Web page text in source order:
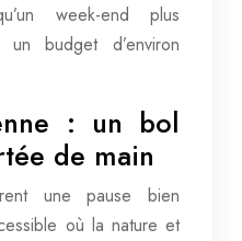
week-end plus
un budget d’environ
: un bol
de main
une pause bien
où la nature et